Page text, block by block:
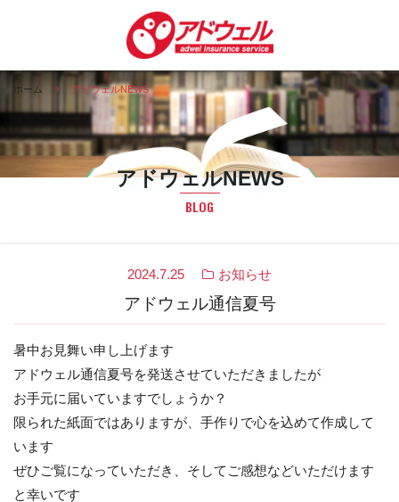
ホーム アドウェルNEWS
アドウェルNEWS
BLOG
2024.7.25 お知らせ
アドウェル通信夏号
暑中お見舞い申し上げます
アドウェル通信夏号を発送させていただきましたが
お手元に届いていますでしょうか？
限られた紙面ではありますが、手作りで心を込めて作成して
います
ぜひご覧になっていただき、そしてご感想などいただけます
と幸いです